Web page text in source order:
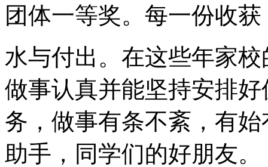
团体一等奖。每一份收
水与付出。在这些年家
做事认真并能坚持安排
务，做事有条不紊，有
助手，同学们的好朋友。